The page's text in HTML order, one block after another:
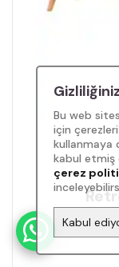
Bu web
için
kullanmaya
kabul etmiş
çerez
Kabul